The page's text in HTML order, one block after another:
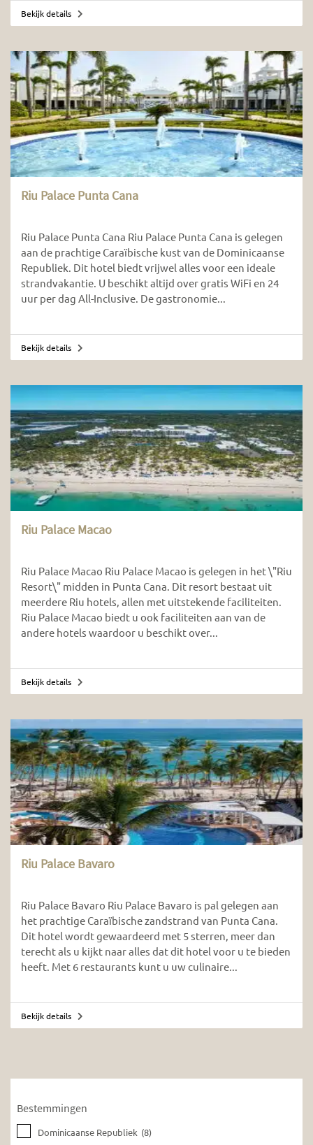
Bestemmingen
Dominicaanse Republiek (8)
Bekijk details
Riu Palace Punta Cana
Riu Palace Punta Cana Riu Palace Punta Cana is gelegen
aan de prachtige Caraïbische kust van de Dominicaanse
Republiek. Dit hotel biedt vrijwel alles voor een ideale
strandvakantie. U beschikt altijd over gratis WiFi en 24
uur per dag All-Inclusive. De gastronomie...
Bekijk details
Riu Palace Macao
Riu Palace Macao Riu Palace Macao is gelegen in het \"Riu
Resort\" midden in Punta Cana. Dit resort bestaat uit
meerdere Riu hotels, allen met uitstekende faciliteiten.
Riu Palace Macao biedt u ook faciliteiten aan van de
andere hotels waardoor u beschikt over...
Bekijk details
Riu Palace Bavaro
Riu Palace Bavaro Riu Palace Bavaro is pal gelegen aan
het prachtige Caraïbische zandstrand van Punta Cana.
Dit hotel wordt gewaardeerd met 5 sterren, meer dan
terecht als u kijkt naar alles dat dit hotel voor u te bieden
heeft. Met 6 restaurants kunt u uw culinaire...
Bekijk details